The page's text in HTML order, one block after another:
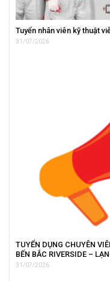
Tuyển nhân viên kỹ thuật
31/07/2026
TUYỂN DỤNG CHUYÊN
BẾN BẮC RIVERSIDE –
31/07/2026